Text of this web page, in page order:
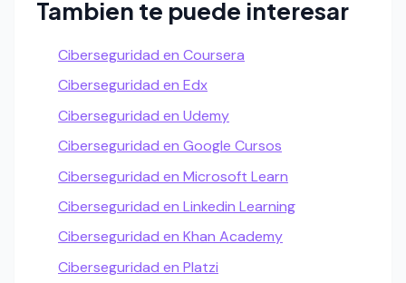
Tambien te puede interesar
Ciberseguridad en Coursera
Ciberseguridad en Edx
Ciberseguridad en Udemy
Ciberseguridad en Google Cursos
Ciberseguridad en Microsoft Learn
Ciberseguridad en Linkedin Learning
Ciberseguridad en Khan Academy
Ciberseguridad en Platzi